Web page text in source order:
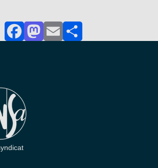
FacebookMastodon
EmailPartager